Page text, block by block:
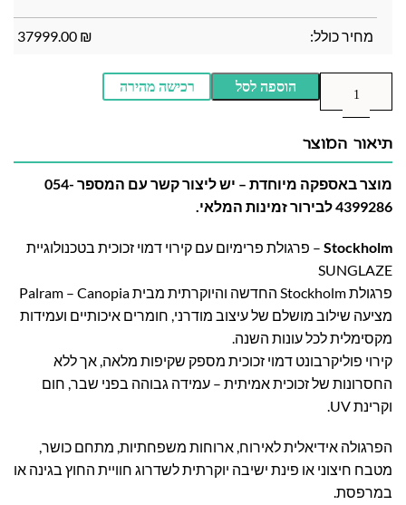
מחיר כולל: ₪
37999.00
הוספה לסל רכישה מהירה
תיאור המוצר
מוצר באספקה מיוחדת – יש ליצור קשר עם המספר 054-
4399286 לבירור זמינות המלאי.
Stockholm – פרגולת פרימיום עם קירוי דמוי זכוכית בטכנולוגיית
SUNGLAZE
פרגולת Stockholm החדשה והיוקרתית מבית Palram – Canopia
מציעה שילוב מושלם של עיצוב מודרני, חומרים איכותיים ועמידות
מקסימלית לכל עונות השנה.
קירוי פוליקרבונט דמוי זכוכית מספק שקיפות מלאה, אך ללא
החסרונות של זכוכית אמיתית – עמידה גבוהה בפני שבר, חום
וקרינת UV.
הפרגולה אידיאלית לאירוח, ארוחות משפחתיות, מתחם כושר,
מטבח חיצוני או פינת ישיבה יוקרתית לשדרוג חוויית החוץ בגינה או
במרפסת.